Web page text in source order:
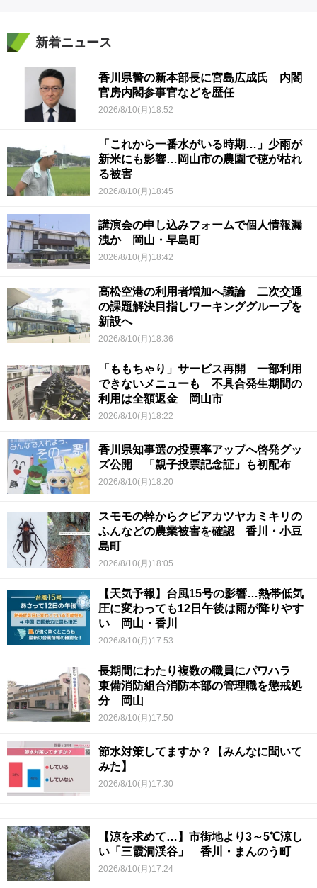
新着ニュース
香川県警の新本部長に宮島広成氏 内閣
官房内閣参事官などを歴任
2026/8/10(月)18:52
「これから一番水がいる時期…」少雨が
新米にも影響…岡山市の農園で穂が枯れ
る被害
2026/8/10(月)18:45
講演会の申し込みフォームで個人情報漏
洩か 岡山・早島町
2026/8/10(月)18:42
高松空港の利用者増加へ議論 二次交通
の課題解決目指しワーキンググループを
新設へ
2026/8/10(月)18:36
「ももちゃり」サービス再開 一部利用
できないメニューも 不具合発生期間の
利用は全額返金 岡山市
2026/8/10(月)18:22
香川県知事選の投票率アップへ啓発グッ
ズ公開 「親子投票記念証」も初配布
2026/8/10(月)18:20
スモモの幹からクビアカツヤカミキリの
ふんなどの農業被害を確認 香川・小豆
島町
2026/8/10(月)18:05
【天気予報】台風15号の影響…熱帯低気
圧に変わっても12日午後は雨が降りやす
い 岡山・香川
2026/8/10(月)17:53
長期間にわたり複数の職員にパワハラ
東備消防組合消防本部の管理職を懲戒処
分 岡山
2026/8/10(月)17:50
節水対策してますか？【みんなに聞いて
みた】
2026/8/10(月)17:30
【涼を求めて…】市街地より3～5℃涼し
い「三霞洞渓谷」 香川・まんのう町
2026/8/10(月)17:24